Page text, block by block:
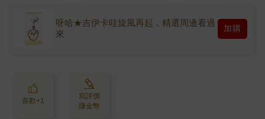
呀哈★吉伊卡哇旋風再起，精選周邊看過
來
加購
喜歡+1
寫評價
賺金幣